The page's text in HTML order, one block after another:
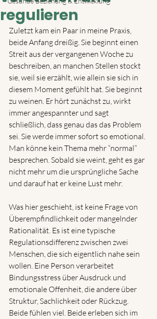
regulieren
Zuletzt kam ein Paar in meine Praxis,
beide Anfang dreißig. Sie beginnt einen
Streit aus der vergangenen Woche zu
beschreiben, an manchen Stellen stockt
sie, weil sie erzählt, wie allein sie sich in
diesem Moment gefühlt hat. Sie beginnt
zu weinen. Er hört zunächst zu, wirkt
immer angespannter und sagt
schließlich, dass genau das das Problem
sei. Sie werde immer sofort so emotional.
Man könne kein Thema mehr “normal”
besprechen. Sobald sie weint, geht es gar
nicht mehr um die ursprüngliche Sache
und darauf hat er keine Lust mehr.
Was hier geschieht, ist keine Frage von
Überempfindlichkeit oder mangelnder
Rationalität. Es ist eine typische
Regulationsdifferenz zwischen zwei
Menschen, die sich eigentlich nahe sein
wollen. Eine Person verarbeitet
Bindungsstress über Ausdruck und
emotionale Offenheit, die andere über
Struktur, Sachlichkeit oder Rückzug.
Beide fühlen viel. Beide erleben sich im